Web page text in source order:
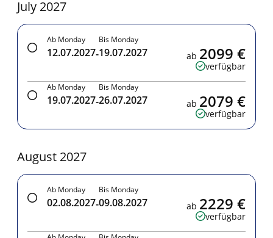
July 2027
Ab Monday
12.07.2027-
Bis Monday
19.07.2027
verfügbar
ab 2099 €
Ab Monday
19.07.2027-
Bis Monday
26.07.2027
verfügbar
ab 2079 €
August 2027
Ab Monday
02.08.2027-
Bis Monday
09.08.2027
verfügbar
ab 2229 €